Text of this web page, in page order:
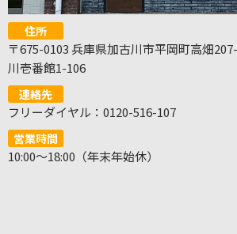
住所
〒675-0103 兵庫県加古川市平岡町高畑
川壱番館1-106
連絡先
フリーダイヤル：0120-516-107
営業時間
10:00～18:00（年末年始休）